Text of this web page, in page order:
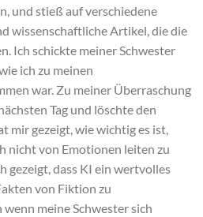
und stieß auf verschiedene
wissenschaftliche Artikel, die die
Ich schickte meiner Schwester
ich zu meinen
war. Zu meiner Überraschung
Tag und löschte den
mir gezeigt, wie wichtig es ist,
nicht von Emotionen leiten zu
gezeigt, dass KI ein wertvolles
von Fiktion zu
meine Schwester sich